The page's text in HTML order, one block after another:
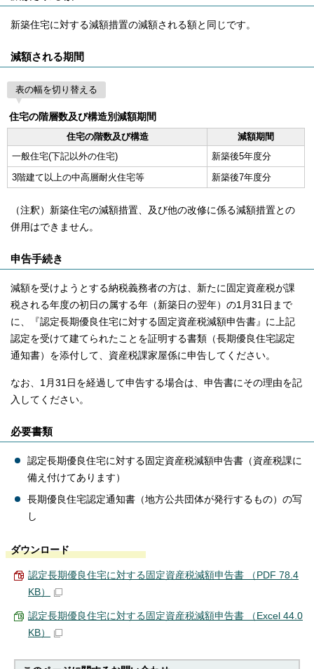
新築住宅に対する減額措置の減額される額と同じです。
減額される期間
表の幅を切り替える
住宅の階層数及び構造別減額期間
住宅の階数及び構造
減額期間
一般住宅(下記以外の住宅)
新築後5年度分
3階建て以上の中高層耐火住宅等
新築後7年度分
（注釈）新築住宅の減額措置、及び他の改修に係る減額措置との
併用はできません。
申告手続き
減額を受けようとする納税義務者の方は、新たに固定資産税が課
税される年度の初日の属する年（新築日の翌年）の1月31日まで
に、『認定長期優良住宅に対する固定資産税減額申告書』に上記
認定を受けて建てられたことを証明する書類（長期優良住宅認定
通知書）を添付して、資産税課家屋係に申告してください。
なお、1月31日を経過して申告する場合は、申告書にその理由を記
入してください。
必要書類
認定長期優良住宅に対する固定資産税減額申告書（資産税課に
備え付けてあります）
長期優良住宅認定通知書（地方公共団体が発行するもの）の写
し
ダウンロード
認定長期優良住宅に対する固定資産税減額申告書 （PDF 78.4
KB）
認定長期優良住宅に対する固定資産税減額申告書 （Excel 44.0
KB）